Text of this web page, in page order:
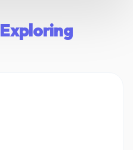
Exploring